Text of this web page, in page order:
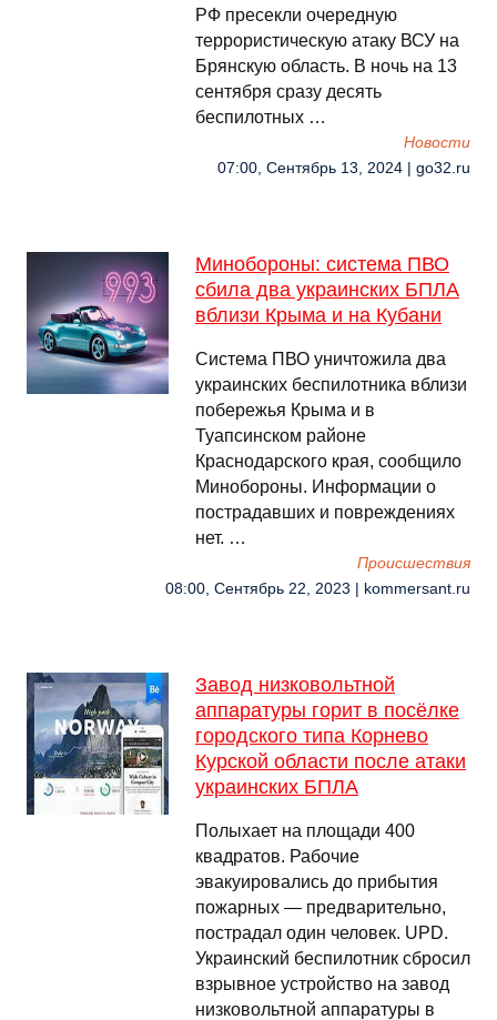
РФ пресекли очередную
террористическую атаку ВСУ на
Брянскую область. В ночь на 13
сентября сразу десять
беспилотных …
Новости
07:00, Сентябрь 13, 2024 | go32.ru
Минобороны: система ПВО
сбила два украинских БПЛА
вблизи Крыма и на Кубани
Система ПВО уничтожила два
украинских беспилотника вблизи
побережья Крыма и в
Туапсинском районе
Краснодарского края, сообщило
Минобороны. Информации о
пострадавших и повреждениях
нет. …
Происшествия
08:00, Сентябрь 22, 2023 | kommersant.ru
Завод низковольтной
аппаратуры горит в посёлке
городского типа Корнево
Курской области после атаки
украинских БПЛА
Полыхает на площади 400
квадратов. Рабочие
эвакуировались до прибытия
пожарных — предварительно,
пострадал один человек. UPD.
Украинский беспилотник сбросил
взрывное устройство на завод
низковольтной аппаратуры в